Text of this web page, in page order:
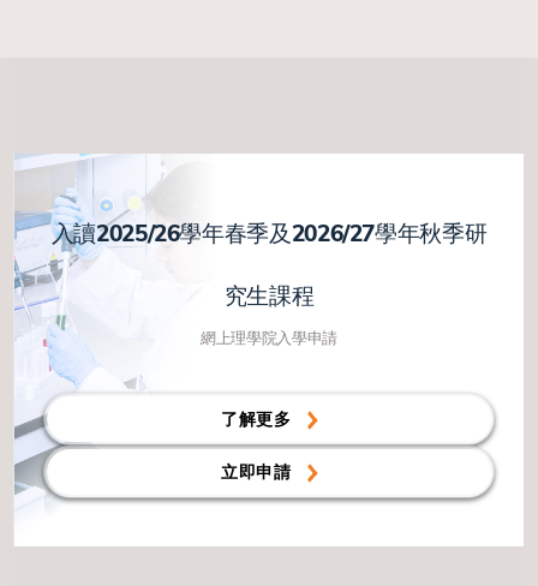
入讀2025/26學年春季及2026/27學年秋季研
究生課程
網上理學院入學申請
了解更多
立即申請